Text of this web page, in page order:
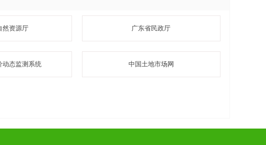
然资源厅 广东省民政厅
动态监测系统 中国土地市场网